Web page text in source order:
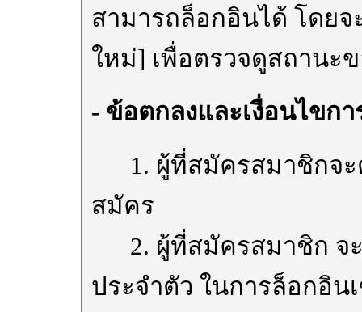
สามารถล็อกอินได้ โดย
ใหม่] เพื่อตรวจดูสถานะ
- ข้อตกลงและเงื่อนไขก
1. ผู้ที่สมัครสมาชิกจะ
สมัคร
2. ผู้ที่สมัครสมาชิก จะ
ประจำตัว ในการล็อกอิน